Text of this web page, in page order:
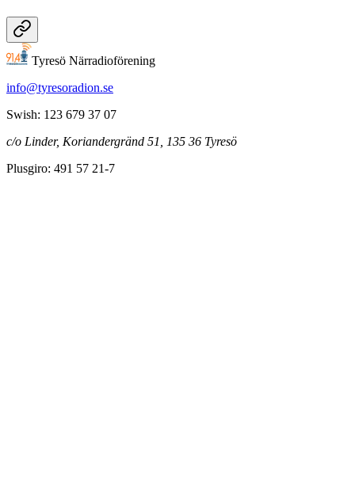
Tyresö Närradioförening
info@tyresoradion.se
Swish: 123 679 37 07
c/o Linder, Koriandergränd 51, 135 36 Tyresö
Plusgiro: 491 57 21-7